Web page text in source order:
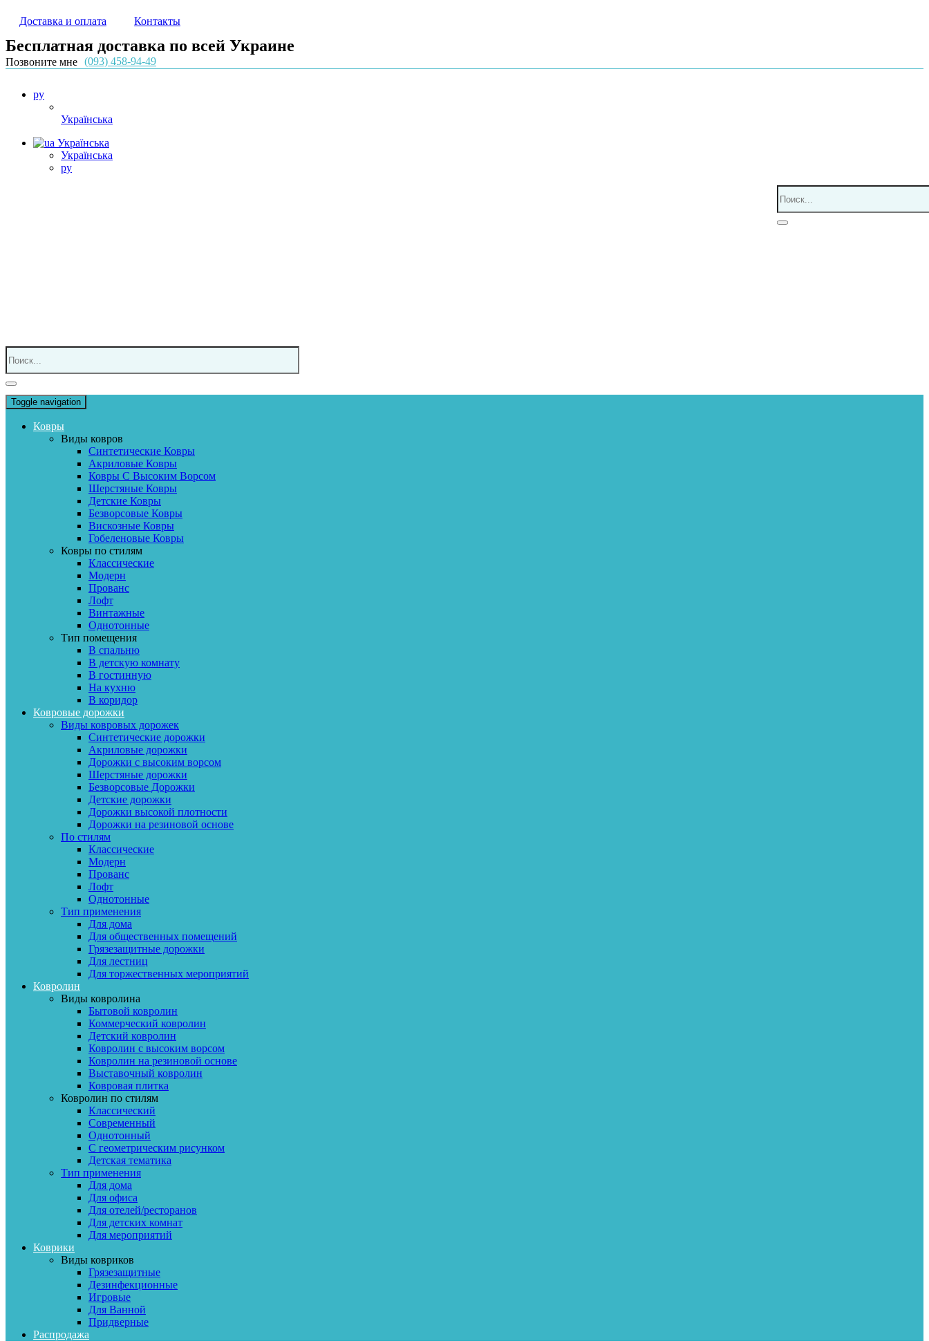
Доставка и оплата Контакты
Бесплатная доставка по всей Украине
Позвоните мне (093) 458-94-49
ру
Українська
Українська
Українська
ру
Toggle navigation
Ковры
Виды ковров
Синтетические Ковры
Акриловые Ковры
Ковры С Высоким Ворсом
Шерстяные Ковры
Детские Ковры
Безворсовые Ковры
Вискозные Ковры
Гобеленовые Ковры
Ковры по стилям
Классические
Модерн
Прованс
Лофт
Винтажные
Однотонные
Тип помещения
В спальню
В детскую комнату
В гостинную
На кухню
В коридор
Ковровые дорожки
Виды ковровых дорожек
Синтетические дорожки
Акриловые дорожки
Дорожки с высоким ворсом
Шерстяные дорожки
Безворсовые Дорожки
Детские дорожки
Дорожки высокой плотности
Дорожки на резиновой основе
По стилям
Классические
Модерн
Прованс
Лофт
Однотонные
Тип применения
Для дома
Для общественных помещений
Грязезащитные дорожки
Для лестниц
Для торжественных мероприятий
Ковролин
Виды ковролина
Бытовой ковролин
Коммерческий ковролин
Детский ковролин
Ковролин с высоким ворсом
Ковролин на резиновой основе
Выставочный ковролин
Ковровая плитка
Ковролин по стилям
Классический
Современный
Однотонный
С геометрическим рисунком
Детская тематика
Тип применения
Для дома
Для офиса
Для отелей/ресторанов
Для детских комнат
Для мероприятий
Коврики
Виды ковриков
Грязезащитные
Дезинфекционные
Игровые
Для Ванной
Придверные
Распродажа